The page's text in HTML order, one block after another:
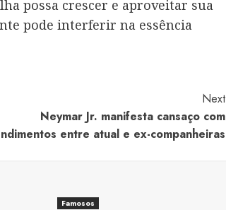
possa crescer e aproveitar sua
pode interferir na essência
Next
Neymar Jr. manifesta cansaço com
entre atual e ex-companheiras
Famosos